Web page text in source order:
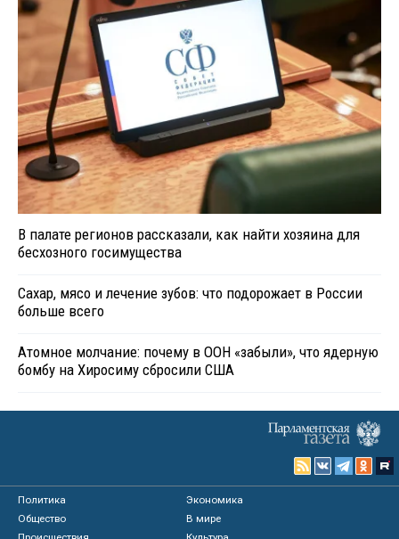
В палате регионов рассказали, как найти хозяина для
бесхозного госимущества
Сахар, мясо и лечение зубов: что подорожает в России
больше всего
Атомное молчание: почему в ООН «забыли», что ядерную
бомбу на Хиросиму сбросили США
Политика
Экономика
Общество
В мире